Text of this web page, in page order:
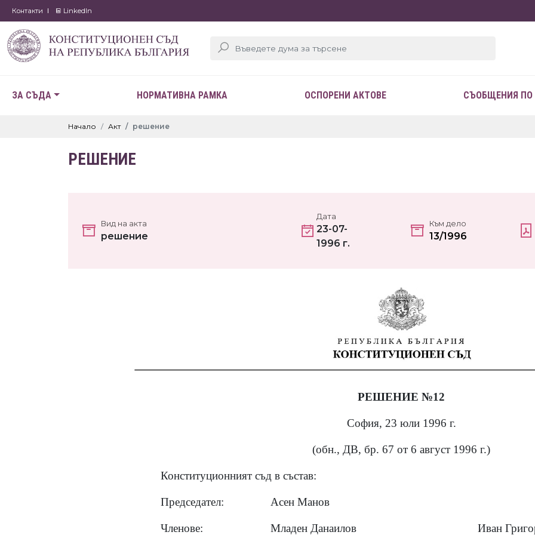
Контакти LinkedIn
ЗА СЪДА НОРМАТИВНА РАМКА ОСПОРЕНИ АКТОВЕ СЪОБЩЕНИЯ
Начало Акт решение
РЕШЕНИЕ
Вид на акта
решение
Дата
23-07-
1996 г.
Към дело
13/1996
РЕШЕНИЕ №12
София, 23 юли 1996 г.
(обн., ДВ, бр. 67 от 6 август 1996 г.)
Конституционният съд в състав:
Председател: Асен Манов
Членове: Младен Данаилов Иван